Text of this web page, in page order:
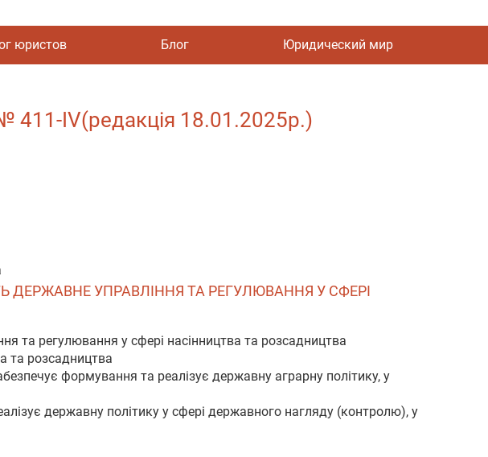
юристов Блог Юридический мир
411-IV(редакція 18.01.2025р.)
ДЕРЖАВНЕ УПРАВЛІННЯ ТА РЕГУЛЮВАННЯ У СФЕРІ
та регулювання у сфері насінництва та розсадництва
та розсадництва
формування та реалізує державну аграрну політику, у
державну політику у сфері державного нагляду (контролю), у